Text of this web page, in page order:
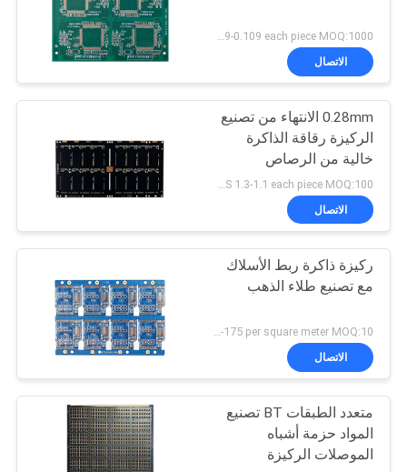
المعمل
مراقبة
الجودة
اتصل
أخبار
اطلب
اقتباس
خريطة
الموقع
الاتصال
0.28mm الانتهاء من تصنيع
الركيزة رقاقة الذاكرة
خالية من الرصاص
الاتصال
ركيزة ذاكرة ربط الأسلاك
مع تصنيع طلاء الذهب
US 160-175 per square meter MOQ:10 متر مربع
الاتصال
متعدد الطبقات BT تصنيع
المواد حزمة أشباه
الموصلات الركيزة